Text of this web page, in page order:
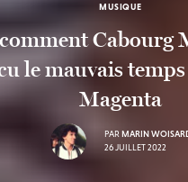
MUSIQUE
Cabourg
le mauvais
Magenta
PAR MARIN
26 JUILLET 2022